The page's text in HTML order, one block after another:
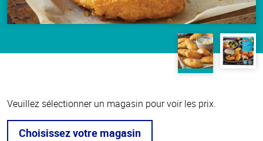
Veuillez sélectionner un magasin pour voir les prix.
Choisissez votre magasin